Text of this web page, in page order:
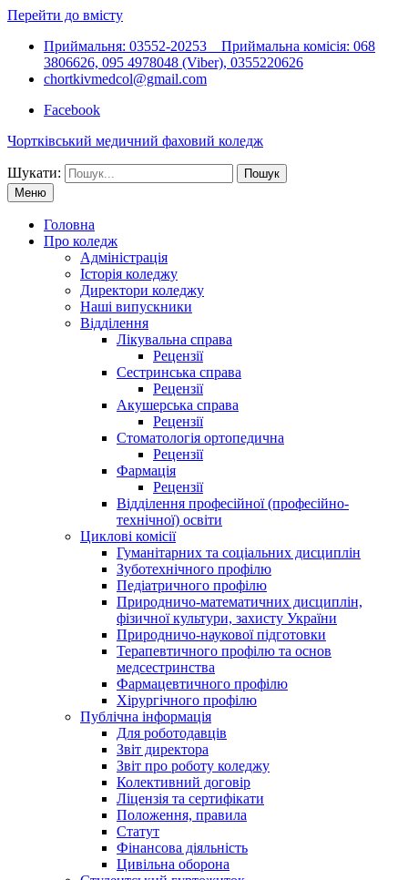
Перейти до вмісту
Приймальня: 03552-20253 Приймальна комісія: 068
3806626, 095 4978048 (Viber), 0355220626
chortkivmedcol@gmail.com
Facebook
Чортківський медичний фаховий коледж
Шукати:
Меню
Головна
Про коледж
Адміністрація
Історія коледжу
Директори коледжу
Наші випускники
Відділення
Лікувальна справа
Рецензії
Сестринська справа
Рецензії
Акушерська справа
Рецензії
Стоматологія ортопедична
Рецензії
Фармація
Рецензії
Відділення професійної (професійно-
технічної) освіти
Циклові комісії
Гуманітарних та соціальних дисциплін
Зуботехнічного профілю
Педіатричного профілю
Природничо-математичних дисциплін,
фізичної культури, захисту України
Природничо-наукової підготовки
Терапевтичного профілю та основ
медсестринства
Фармацевтичного профілю
Хірургічного профілю
Публічна інформація
Для роботодавців
Звіт директора
Звіт про роботу коледжу
Колективний договір
Ліцензія та сертифікати
Положення, правила
Статут
Фінансова діяльність
Цивільна оборона